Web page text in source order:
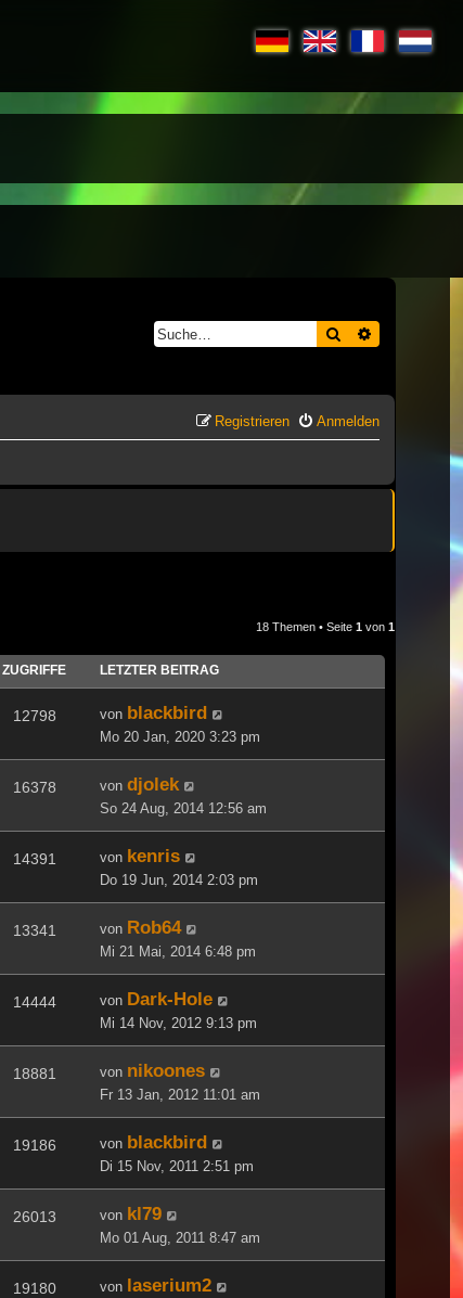
Suche
Anmelden
Registrieren
18 Themen • Seite 1 von 1
ZUGRIFFE LETZTER BEITRAG
12798 von blackbird
Mo 20 Jan, 2020 3:23 pm
16378 von djolek
So 24 Aug, 2014 12:56 am
14391 von kenris
Do 19 Jun, 2014 2:03 pm
13341 von Rob64
Mi 21 Mai, 2014 6:48 pm
14444 von Dark-Hole
Mi 14 Nov, 2012 9:13 pm
18881 von nikoones
Fr 13 Jan, 2012 11:01 am
19186 von blackbird
Di 15 Nov, 2011 2:51 pm
26013 von kl79
Mo 01 Aug, 2011 8:47 am
19180 von laserium2